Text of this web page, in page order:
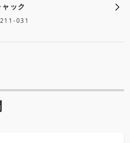
ック
211-031